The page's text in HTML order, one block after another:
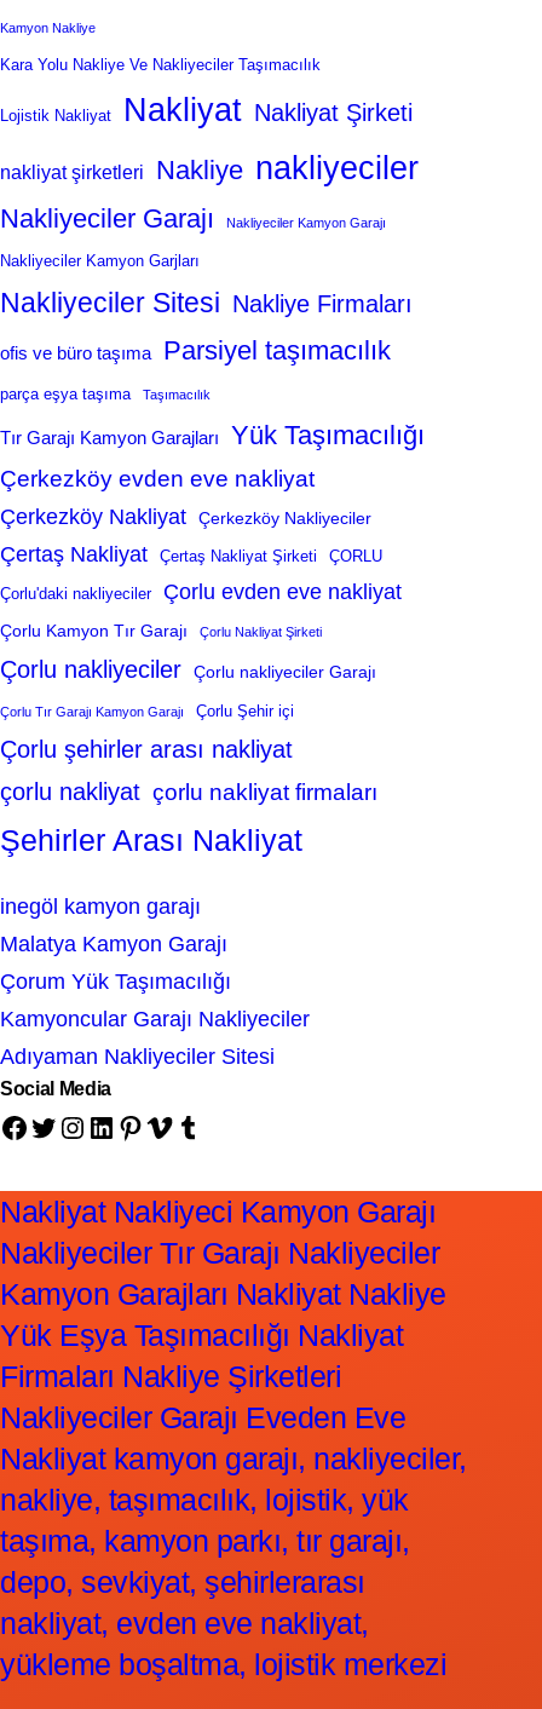
Kamyon Nakliye
Kara Yolu Nakliye Ve Nakliyeciler Taşımacılık
Lojistik Nakliyat Nakliyat Nakliyat Şirketi
nakliyat şirketleri Nakliye nakliyeciler
Nakliyeciler Garajı Nakliyeciler Kamyon Garajı
Nakliyeciler Kamyon Garjları
Nakliyeciler Sitesi Nakliye Firmaları
ofis ve büro taşıma Parsiyel taşımacılık
parça eşya taşıma Taşımacılık
Tır Garajı Kamyon Garajları Yük Taşımacılığı
Çerkezköy evden eve nakliyat
Çerkezköy Nakliyat Çerkezköy Nakliyeciler
Çertaş Nakliyat Çertaş Nakliyat Şirketi ÇORLU
Çorlu'daki nakliyeciler Çorlu evden eve nakliyat
Çorlu Kamyon Tır Garajı Çorlu Nakliyat Şirketi
Çorlu nakliyeciler Çorlu nakliyeciler Garajı
Çorlu Tır Garajı Kamyon Garajı Çorlu Şehir içi
Çorlu şehirler arası nakliyat
çorlu nakliyat çorlu nakliyat firmaları
Şehirler Arası Nakliyat
inegöl kamyon garajı
Malatya Kamyon Garajı
Çorum Yük Taşımacılığı
Kamyoncular Garajı Nakliyeciler
Adıyaman Nakliyeciler Sitesi
Social Media
Facebook Twitter Instagram LinkedIn Pinterest Vimeo Tumblr
Nakliyat Nakliyeci Kamyon Garajı
Nakliyeciler Tır Garajı Nakliyeciler
Kamyon Garajları Nakliyat Nakliye
Yük Eşya Taşımacılığı Nakliyat
Firmaları Nakliye Şirketleri
Nakliyeciler Garajı Eveden Eve
Nakliyat kamyon garajı, nakliyeciler,
nakliye, taşımacılık, lojistik, yük
taşıma, kamyon parkı, tır garajı,
depo, sevkiyat, şehirlerarası
nakliyat, evden eve nakliyat,
yükleme boşaltma, lojistik merkezi